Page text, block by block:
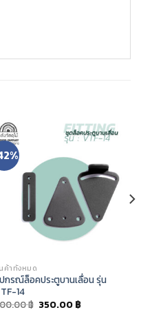
ค้าทั้งหมด
กรณ์ล็อคประตูบานเลื่อน รุ่น
14
฿ 350.00 ฿